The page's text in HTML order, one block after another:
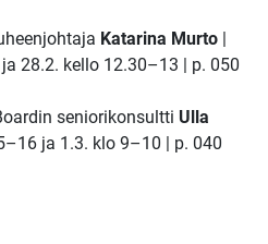
Katarina Murto |
28.2. kello 12.30–13 | p. 050
seniorikonsultti Ulla
ja 1.3. klo 9–10 | p. 040